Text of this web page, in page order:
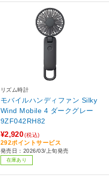
リズム時計
モバイルハンディファン Silky
Wind Mobile 4 ダークグレー
9ZF042RH82
¥2,920(税込)
292ポイントサービス
発売日：2026/03/上旬発売
在庫あり